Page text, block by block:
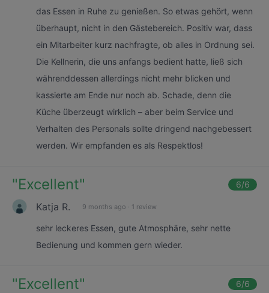
das Essen in Ruhe zu genießen. So etwas gehört, wenn
überhaupt, nicht in den Gästebereich. Positiv war, dass
ein Mitarbeiter kurz nachfragte, ob alles in Ordnung sei.
Die Kellnerin, die uns anfangs bedient hatte, ließ sich
währenddessen allerdings nicht mehr blicken und
kassierte am Ende nur noch ab. Schade, denn die
Küche überzeugt wirklich – aber beim Service und
Verhalten des Personals sollte dringend nachgebessert
werden. Wir empfanden es als Respektlos!
"Excellent" 6/6
Katja R. 9 months ago · 1 review
sehr leckeres Essen, gute Atmosphäre, sehr nette
Bedienung und kommen gern wieder.
"Excellent" 6/6